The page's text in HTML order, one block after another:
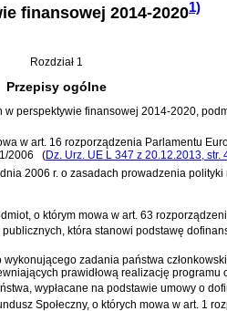
finansowej 2014-20201)
Rozdział 1
Przepisy ogólne
perspektywie finansowej 2014-2020,
w art. 16 rozporządzenia Parlamentu
2006
(Dz. Urz. UE L 347 z 20.12.2013, str.
2006 r. o zasadach prowadzenia polityki
o którym mowa w art. 63
która stanowi podstawę
zadania państwa
prawidłową realizację programu
wypłacane na podstawie umowy o
Społeczny, o których mowa w art. 1